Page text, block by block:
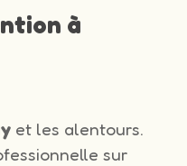
à
et les alentours.
sur